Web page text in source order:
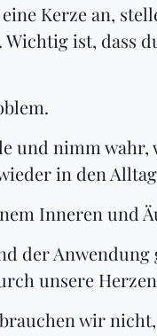
Kerze an,
Wichtig ist, dass
und nimm wahr,
in den
Inneren und
der Anwendung
unsere
wir